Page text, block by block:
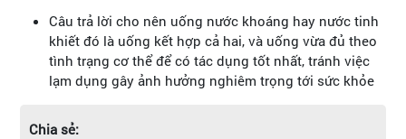
Câu trả lời cho nên uống nước khoáng hay nước tinh
khiết đó là uống kết hợp cả hai, và uống vừa đủ theo
tình trạng cơ thể để có tác dụng tốt nhất, tránh việc
lạm dụng gây ảnh hưởng nghiêm trọng tới sức khỏe
Chia sẻ: